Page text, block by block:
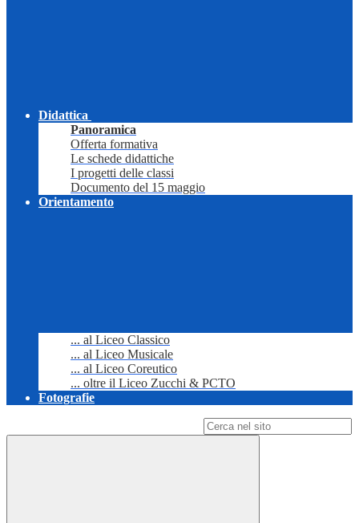
Didattica
Panoramica
Offerta formativa
Le schede didattiche
I progetti delle classi
Documento del 15 maggio
Orientamento
... al Liceo Classico
... al Liceo Musicale
... al Liceo Coreutico
... oltre il Liceo Zucchi & PCTO
Fotografie